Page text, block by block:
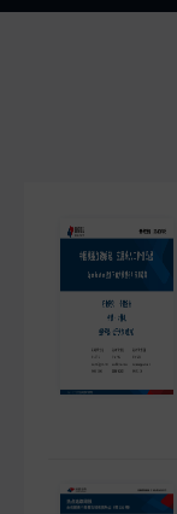
公司研究
COMPANY
宏观策略
STRATEGY
MINUTES